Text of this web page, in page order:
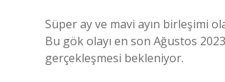
Süper ay ve mavi ayın birleşimi
Bu gök olayı en son Ağustos
gerçekleşmesi bekleniyor.